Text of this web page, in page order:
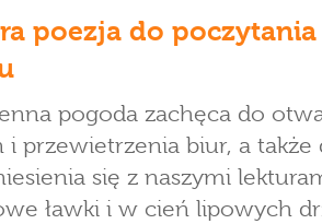
poezja do
pogoda zachęca do
i przewietrzenia biur, a także
się z naszymi
ławki i w cień lipowych